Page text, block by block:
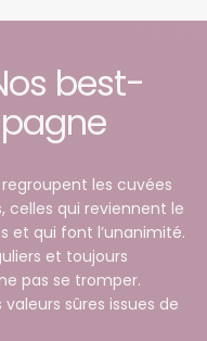
best-
regroupent les cuvées
celles qui reviennent le
et qui font l’unanimité.
et toujours
pas se tromper.
sûres issues de